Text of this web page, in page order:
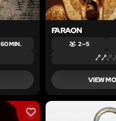
60 MIN.
FARAON
2 – 5
VIEW
LIKE